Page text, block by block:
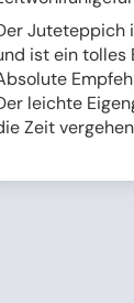
Juteteppich
ist ein tolles
leichte
Zeit